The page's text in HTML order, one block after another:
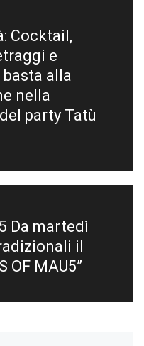
Cocktail,
e
alla
nella
party Tatù
Da martedì
il
OF MAU5”